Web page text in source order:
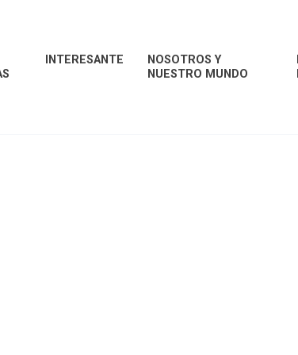
INTERESANTE
NOSOTROS Y
NUESTRO MUNDO